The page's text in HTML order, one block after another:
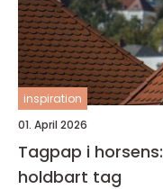
inspiration
01. April 2026
Tagpap i
holdbart tag